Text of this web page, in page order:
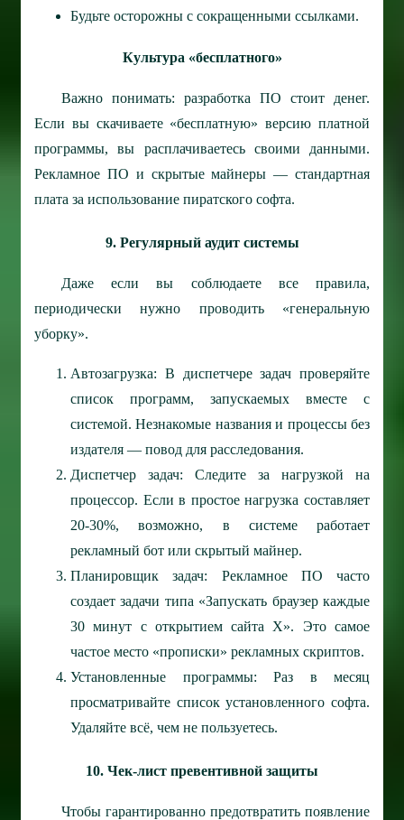
Будьте осторожны с сокращенными ссылками.
Культура «бесплатного»
Важно понимать: разработка ПО стоит денег.
Если вы скачиваете «бесплатную» версию платной
программы, вы расплачиваетесь своими данными.
Рекламное ПО и скрытые майнеры — стандартная
плата за использование пиратского софта.
9. Регулярный аудит системы
Даже если вы соблюдаете все правила,
периодически нужно проводить «генеральную
уборку».
Автозагрузка: В диспетчере задач проверяйте
список программ, запускаемых вместе с
системой. Незнакомые названия и процессы без
издателя — повод для расследования.
Диспетчер задач: Следите за нагрузкой на
процессор. Если в простое нагрузка составляет
20-30%, возможно, в системе работает
рекламный бот или скрытый майнер.
Планировщик задач: Рекламное ПО часто
создает задачи типа «Запускать браузер каждые
30 минут с открытием сайта X». Это самое
частое место «прописки» рекламных скриптов.
Установленные программы: Раз в месяц
просматривайте список установленного софта.
Удаляйте всё, чем не пользуетесь.
10. Чек-лист превентивной защиты
Чтобы гарантированно предотвратить появление